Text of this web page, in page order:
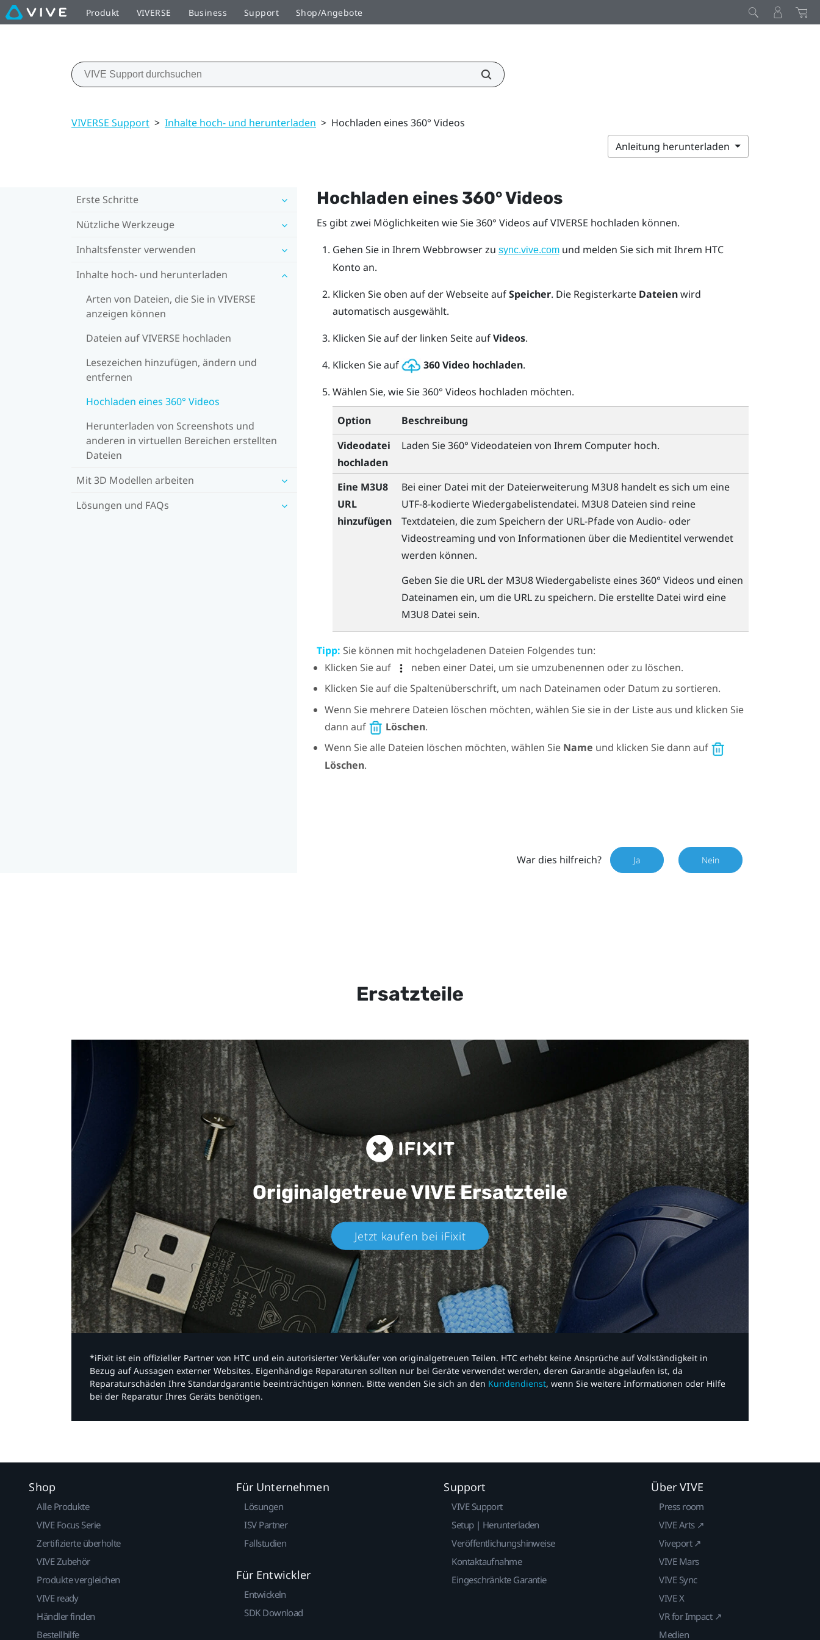
Produkt VIVERSE Business Support Shop/Angebote
VIVERSE Support > Inhalte hoch- und herunterladen > Hochladen eines 360° Videos
Anleitung herunterladen
Erste Schritte
Nützliche Werkzeuge
Inhaltsfenster verwenden
Inhalte hoch- und herunterladen
Arten von Dateien, die Sie in VIVERSE
anzeigen können
Dateien auf VIVERSE hochladen
Lesezeichen hinzufügen, ändern und
entfernen
Hochladen eines 360° Videos
Herunterladen von Screenshots und
anderen in virtuellen Bereichen erstellten
Dateien
Mit 3D Modellen arbeiten
Lösungen und FAQs
Hochladen eines 360° Videos
Es gibt zwei Möglichkeiten wie Sie 360° Videos aufVIVERSE hochladen können.
Gehen Sie in Ihrem Webbrowser zu sync.vive.comund melden Sie sich mit Ihrem HTC
Konto an.
Klicken Sie oben auf der Webseite aufSpeicher. Die Registerkarte Dateienwird
automatisch ausgewählt.
Klicken Sie auf der linken Seite aufVideos.
Klicken Sie auf
360 Video hochladen.
Wählen Sie, wie Sie 360° Videos hochladen möchten.
Option
Beschreibung
Videodatei
hochladen
Laden Sie 360° Videodateien von Ihrem Computer hoch.
Eine M3U8
URL
hinzufügen
Bei einer Datei mit der Dateierweiterung M3U8 handelt es sich um eine
UTF-8-kodierte Wiedergabelistendatei. M3U8 Dateien sind reine
Textdateien, die zum Speichern der URL-Pfade von Audio- oder
Videostreaming und von Informationen über die Medientitel verwendet
werden können.
Geben Sie die URL der M3U8 Wiedergabeliste eines 360° Videos und einen
Dateinamen ein, um die URL zu speichern. Die erstellte Datei wird eine
M3U8 Datei sein.
Tipp: Sie können mit hochgeladenen Dateien Folgendes tun:
Klicken Sie auf
neben einer Datei, um sie umzubenennen oder zu löschen.
Klicken Sie auf die Spaltenüberschrift, um nach Dateinamen oder Datum zu sortieren.
Wenn Sie mehrere Dateien löschen möchten, wählen Sie sie in der Liste aus und klicken Sie
dann auf
Löschen.
Wenn Sie alle Dateien löschen möchten, wählen Sie Name und klicken Sie dann auf
Löschen.
War dies hilfreich? Ja Nein
Ersatzteile
Originalgetreue VIVEErsatzteile
Jetzt kaufen bei iFixit​
*iFixit ist ein offizieller Partner von HTC und ein autorisierter Verkäufer von originalgetreuen Teilen. HTC erhebt keine Ansprüche auf Vollständigkeit in
Bezug auf Aussagen externer Websites. Eigenhändige Reparaturen sollten nur bei Geräte verwendet werden, deren Garantie abgelaufen ist, da
Reparaturschäden Ihre Standardgarantie beeinträchtigen können. Bitte wenden Sie sich an den Kundendienst, wenn Sie weitere Informationen oder Hilfe
bei der Reparatur Ihres Geräts benötigen.​
Shop
Alle Produkte
VIVE Focus Serie
Zertifizierte überholte
VIVE Zubehör
Produkte vergleichen
VIVE ready
Händler finden
Bestellhilfe
Für Unternehmen
Lösungen
ISV Partner
Fallstudien
Für Entwickler
Entwickeln
SDK Download
Support
VIVE Support
Setup | Herunterladen
Veröffentlichungshinweise
Kontaktaufnahme
Eingeschränkte Garantie
Über VIVE
Press room
VIVE Arts ↗
Viveport ↗
VIVE Mars
VIVE Sync
VIVE X
VR for Impact ↗
Medien